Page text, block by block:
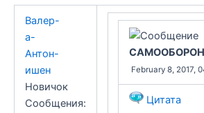
Валер-
а-
Антон-
ишен
Новичок
Сообщения:
February 8, 2017,
Цитата